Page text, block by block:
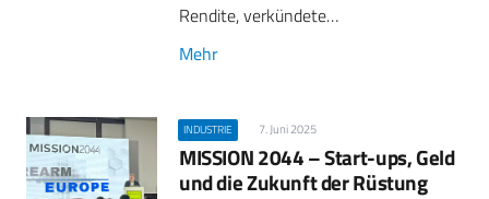
Rendite, verkündete…
Mehr
INDUSTRIE 7. Juni 2025
MISSION 2044 – Start-ups, Geld
und die Zukunft der Rüstung